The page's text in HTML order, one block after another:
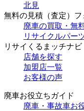
北見
無料の見積（査定）フ
廃車の買取・無
リサイクルパー
リサイくるまッチナビ
店舗を探す
加盟店一覧
お客様の声
廃車お役立ちガイド
廃車・事故車お